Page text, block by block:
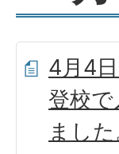
4月4
登校で
ました